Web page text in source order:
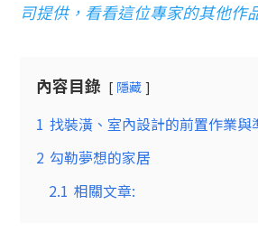
司提供，看看這位專家的其他作
內容目錄 隱藏
1 找裝潢、室內設計的前置作業與
2 勾勒夢想的家居
2.1 相關文章: